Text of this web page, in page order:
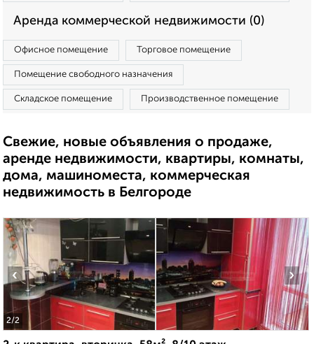
Аренда коммерческой недвижимости (0)
Офисное помещение Торговое помещение
Помещение свободного назначения
Складское помещение Производственное помещение
Свежие, новые объявления о продаже,
аренде недвижимости, квартиры, комнаты,
дома, машиноместа, коммерческая
недвижимость в Белгороде
2/2
‹ ›